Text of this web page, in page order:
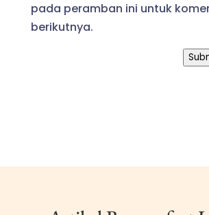
pada peramban ini untuk
berikutnya.